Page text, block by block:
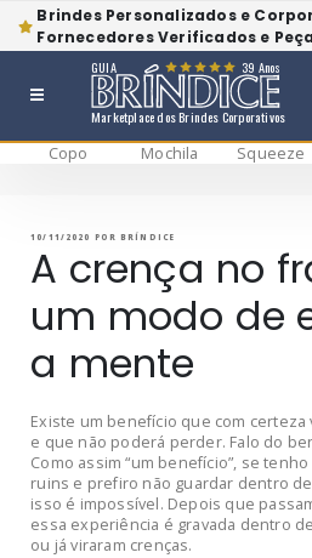
Brindes Personalizados e
Fornecedores Verificados e
Marketplace dos Brindes Corporativos
GUIA 39 Anos
Copo Mochila Squeeze
conteúdo
PUBLICADO
10/11/2020 PORBRÍNDICE
A crença no
um modo de
a mente
Existe um benefício que com
e que não poderá perder. Falo do
Como assim “um benefício”, se
ruins e prefiro não guardar dentro
isso é impossível. Depois que
essa experiência é gravada dentro
ou já viraram crenças.